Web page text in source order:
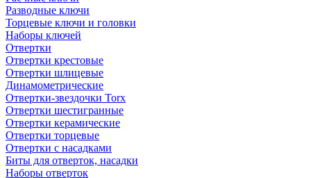
Разводные ключи
Торцевые ключи и головки
Наборы ключей
Отвертки
Отвертки крестовые
Отвертки шлицевые
Динамометрические
Отвертки-звездочки Torx
Отвертки шестигранные
Отвертки керамические
Отвертки торцевые
Отвертки с насадками
Биты для отверток, насадки
Наборы отверток